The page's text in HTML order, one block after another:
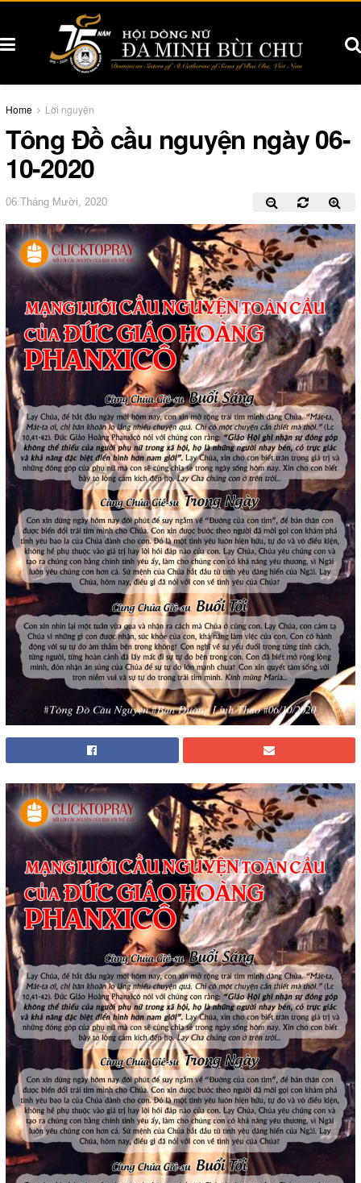
Home Lời nguyện
Tông Đồ cầu nguyện ngày 06-
10-2020
06 Tháng Mười, 2020